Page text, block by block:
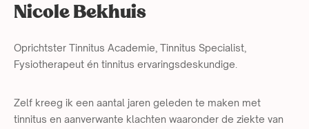
Nicole Bekhuis
Oprichtster Tinnitus Academie, Tinnitus Specialist,
Fysiotherapeut én tinnitus ervaringsdeskundige.
Zelf kreeg ik een aantal jaren geleden te maken met
tinnitus en aanverwante klachten waaronder de ziekte van